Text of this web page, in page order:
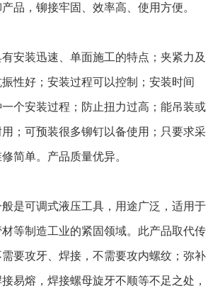
品，铆接牢固、效率高、使用方便。
装迅速、单面施工的特点；夹紧力及
性好；安装过程可以控制；安装时间
个安装过程；防止扭力过高；能吊装或
；可预装很多铆钉以备使用；只要求采
简单。产品质量优异。
可调式液压工具，用途广泛，适用于
等制造工业的紧固领域。此产品取代传
要攻牙、焊接，不需要攻内螺纹；弥补
易熔，焊接螺母旋牙不顺等不足之处，